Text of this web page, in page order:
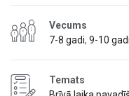
Vecums
7-8 gadi, 9-10 gadi
Temats